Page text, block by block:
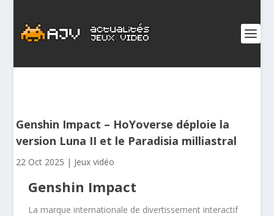
Genshin Impact – HoYoverse déploie la
version Luna II et le Paradisia milliastral
22 Oct 2025 | Jeux vidéo
Genshin Impact
La marque internationale de divertissement interactif